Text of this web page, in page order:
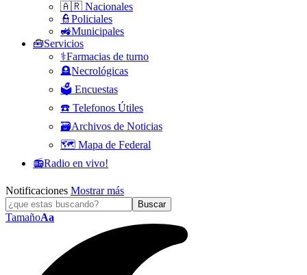
🇦🇷 Nacionales
👮Policiales
🚜Municipales
🧰Servicios
⚕️Farmacias de turno
🪦Necrológicas
🗳️ Encuestas
☎️ Telefonos Útiles
🗃️Archivos de Noticias
🗺️ Mapa de Federal
📻Radio en vivo!
Notificaciones Mostrar más
TamañoAa